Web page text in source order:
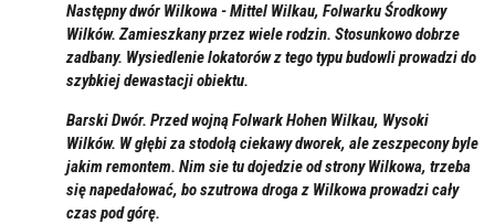
Następny dwór Wilkowa - Mittel Wilkau, Folwarku Środkowy
Wilków. Zamieszkany przez wiele rodzin. Stosunkowo dobrze
zadbany. Wysiedlenie lokatorów z tego typu budowli prowadzi do
szybkiej dewastacji obiektu.
Barski Dwór. Przed wojną Folwark Hohen Wilkau, Wysoki
Wilków. W głębi za stodołą ciekawy dworek, ale zeszpecony byle
jakim remontem. Nim sie tu dojedzie od strony Wilkowa, trzeba
się napedałować, bo szutrowa droga z Wilkowa prowadzi cały
czas pod górę.